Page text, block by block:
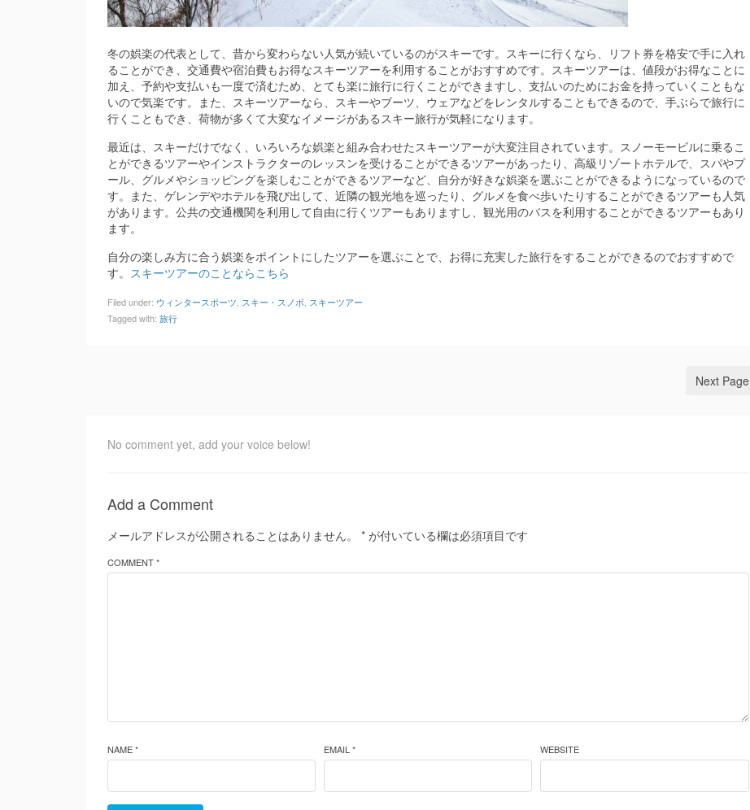
冬の娯楽の代表として、昔から変わらない人気が続いているのがスキーです。 スキーに行くなら、リフト券を格安で手に入れ
ることができ、交通費や宿泊費もお得なスキーツアーを利用することがおすすめです。スキーツアーは、値段がお得なことに
加え、予約や支払いも一度で済むため、とても楽に旅行に行くことができますし、支払いのためにお金を持っていくこともな
いので気楽です。また、スキーツアーなら、スキーやブーツ、ウェアなどをレンタルすることもできるので、手ぶらで旅行に
行くこともでき、荷物が多くて大変なイメージがあるスキー旅行が気軽になります。
最近は、スキーだけでなく、いろいろな娯楽と組み合わせたスキーツアーが大変注目されています。スノーモービルに乗るこ
とができるツアーやインストラクターのレッスンを受けることができるツアーがあったり、高級リゾートホテルで、スパやプ
ール、グルメやショッピングを楽しむことができるツアーなど、自分が好きな娯楽を選ぶことができるようになっているので
す。また、ゲレンデやホテルを飛び出して、近隣の観光地を巡ったり、グルメを食べ歩いたりすることができるツアーも人気
があります。公共の交通機関を利用して自由に行くツアーもありますし、観光用のバスを利用することができるツアーもあり
ます。
自分の楽しみ方に合う娯楽をポイントにしたツアーを選ぶことで、お得に充実した旅行をすることができるのでおすすめで
す。 スキーツアーのことならこちら
Filed under: ウィンタースポーツ スキー・スノボ スキーツアー
Tagged with: 旅行
Next Page
No comment yet, add your voice below!
Add a Comment
メールアドレスが公開されることはありません。 * が付いている欄は必須項目です
COMMENT *
NAME * EMAIL * WEBSITE